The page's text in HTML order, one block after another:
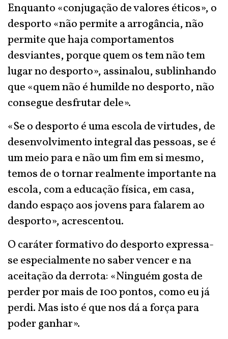
Enquanto «conjugação de valores éticos», o
desporto «não permite a arrogância, não
permite que haja comportamentos
desviantes, porque quem os tem não tem
lugar no desporto», assinalou, sublinhando
que «quem não é humilde no desporto, não
consegue desfrutar dele».
«Se o desporto é uma escola de virtudes, de
desenvolvimento integral das pessoas, se é
um meio para e não um fim em si mesmo,
temos de o tornar realmente importante na
escola, com a educação física, em casa,
dando espaço aos jovens para falarem ao
desporto», acrescentou.
O caráter formativo do desporto expressa-
se especialmente no saber vencer e na
aceitação da derrota: «Ninguém gosta de
perder por mais de 100 pontos, como eu já
perdi. Mas isto é que nos dá a força para
poder ganhar».